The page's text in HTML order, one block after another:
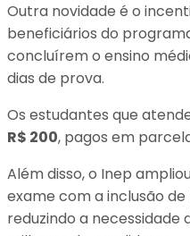
Outra novidade é o
beneficiários do
concluírem o ensino
dias de prova.
Os estudantes que
R$ 200, pagos em
Além disso, o Inep
exame com a inclusão de
reduzindo a